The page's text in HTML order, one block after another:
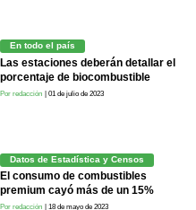
En todo el país
Las estaciones deberán detallar el
porcentaje de biocombustible
Por redacción | 01 de julio de 2023
Datos de Estadística y Censos
El consumo de combustibles
premium cayó más de un 15%
Por redacción | 18 de mayo de 2023